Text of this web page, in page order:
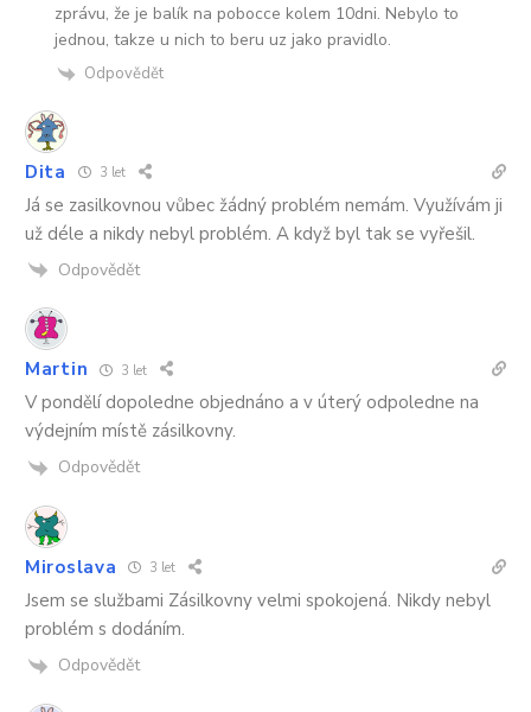
zprávu, že je balík na pobocce kolem 10dni. Nebylo to
jednou, takze u nich to beru uz jako pravidlo.
Odpovědět
Dita 3 let
Já se zasilkovnou vůbec žádný problém nemám. Využívám ji
už déle a nikdy nebyl problém. A když byl tak se vyřešil.
Odpovědět
Martin 3 let
V pondělí dopoledne objednáno a v úterý odpoledne na
výdejním místě zásilkovny.
Odpovědět
Miroslava 3 let
Jsem se službami Zásilkovny velmi spokojená. Nikdy nebyl
problém s dodáním.
Odpovědět